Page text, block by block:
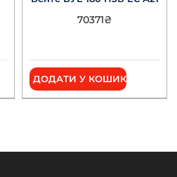
70371₴
ДОДАТИ У КОШИК